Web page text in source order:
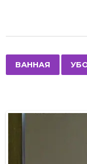
a
i
ВАННАЯ